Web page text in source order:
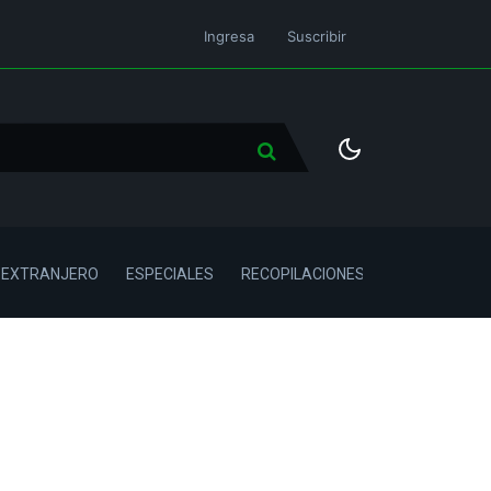
Ingresa Suscribir
ESPECIALES RECOPILACIONES